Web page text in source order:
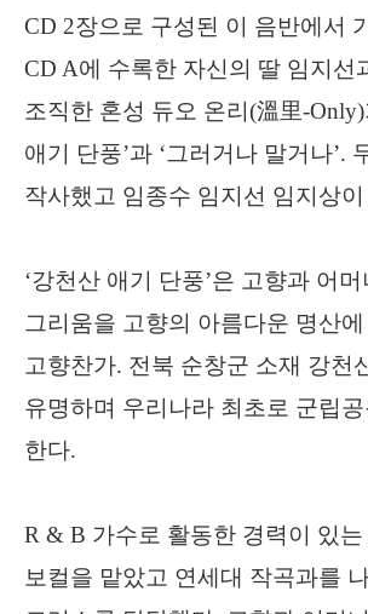
CD 2장으로 구성된 이 음반에서
CD A에 수록한 자신의 딸 임지선
조직한 혼성 듀오 온리(溫里-Only)
애기 단풍’과 ‘그러거나 말거나’.
작사했고 임종수 임지선 임지상
‘강천산 애기 단풍’은 고향과 어
그리움을 고향의 아름다운 명산
고향찬가. 전북 순창군 소재 강천
유명하며 우리나라 최초로 군립
한다.
R & B 가수로 활동한 경력이 있
보컬을 맡았고 연세대 작곡과를